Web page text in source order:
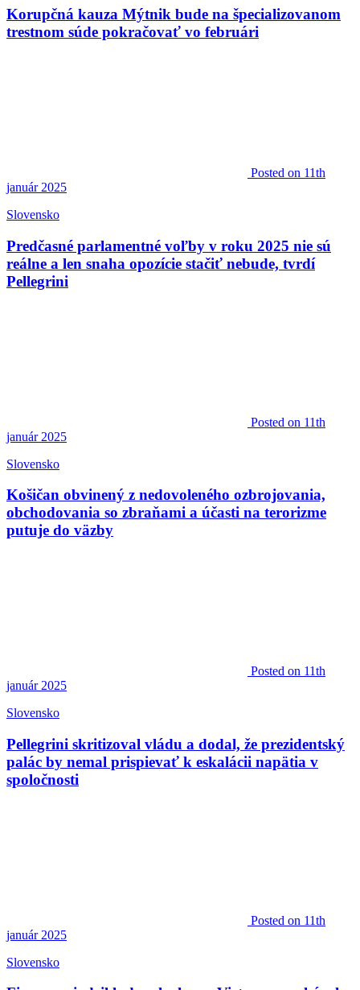
Korupčná kauza Mýtnik bude na špecializovanom
trestnom súde pokračovať vo februári
Posted on 11th
január 2025
Slovensko
Predčasné parlamentné voľby v roku 2025 nie sú
reálne a len snaha opozície stačiť nebude, tvrdí
Pellegrini
Posted on 11th
január 2025
Slovensko
Košičan obvinený z nedovoleného ozbrojovania,
obchodovania so zbraňami a účasti na terorizme
putuje do väzby
Posted on 11th
január 2025
Slovensko
Pellegrini skritizoval vládu a dodal, že prezidentský
palác by nemal prispievať k eskalácii napätia v
spoločnosti
Posted on 11th
január 2025
Slovensko